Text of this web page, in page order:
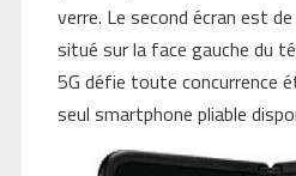
verre. Le second écran est
situé sur la face gauche du
5G défie toute concurrence
seul smartphone pliable